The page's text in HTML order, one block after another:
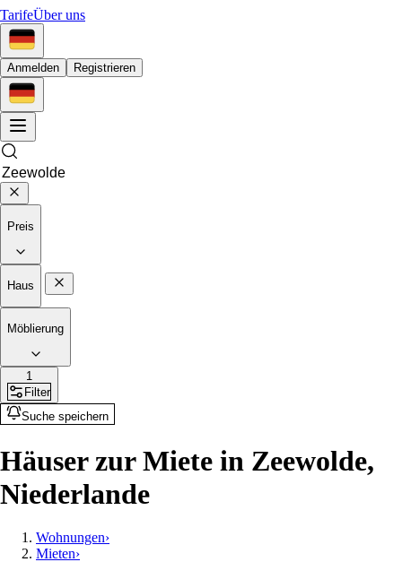
TarifeÜber uns
Anmelden Registrieren
Preis
Haus
Möblierung
1
Filter
Suche speichern
Häuser zur Miete in Zeewolde,
Niederlande
Wohnungen›
Mieten›